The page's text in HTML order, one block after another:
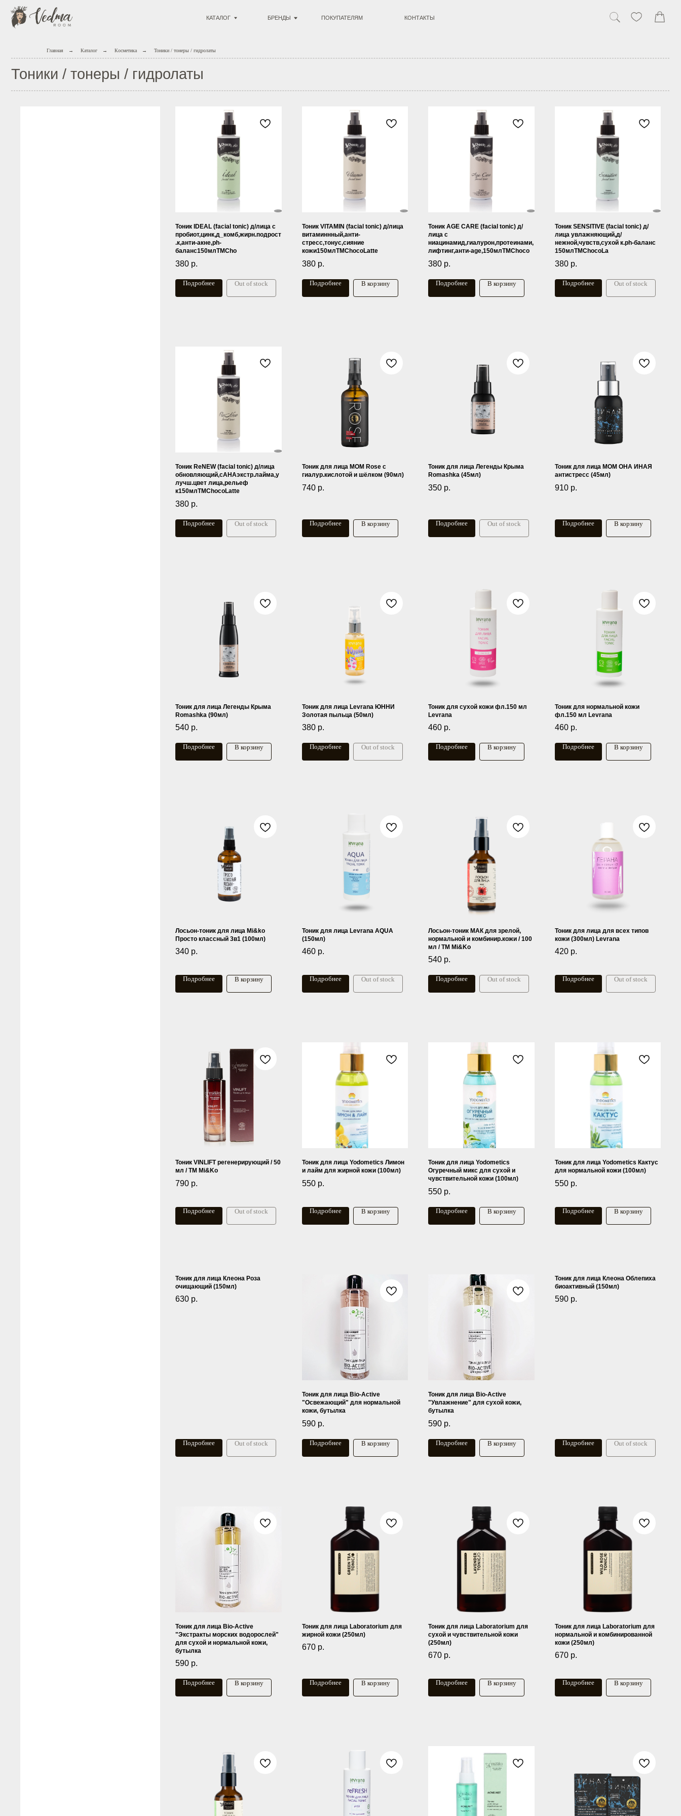
ПОКУПАТЕЛЯМ КОНТАКТЫ
Главная → Каталог → Косметика → Тоники / тонеры / гидролаты
Тоники / тонеры / гидролаты
Тоник IDEAL (facial tonic) д/лица с
пробиот,цинк,д_комб,жирн.подрост
.к,анти-акне,ph-
баланс150млTMCho
380 р.
Подробнее Out of stock
Тоник VITAMIN (facial tonic) д/лица
витаминнный,анти-
стресс,тонус,сияние
кожи150млTMChocoLatte
380 р.
Подробнее В корзину
Тоник AGE CARE (facial tonic) д/
лица с
ниацинамид,гиалурон,протеинами,
лифтинг,анти-age,150млTMChoco
380 р.
Подробнее В корзину
Тоник SENSITIVE (facial tonic) д/
лица увлажняющий,д/
нежной,чувств,сухой к.ph-баланс
150млTMChocoLa
380 р.
Подробнее Out of stock
Тоник ReNEW (facial tonic) д/лица
обновляющий,сAHAэкстр.лайма,у
лучш.цвет лица,рельеф
к150млTMChocoLatte
380 р.
Подробнее Out of stock
Тоник для лица МОМ Rose с
гиалур.кислотой и шёлком (90мл)
740 р.
Подробнее В корзину
Тоник для лица Легенды Крыма
Romashka (45мл)
350 р.
Подробнее Out of stock
Тоник для лица МОМ ОНА ИНАЯ
антистресс (45мл)
910 р.
Подробнее В корзину
Тоник для лица Легенды Крыма
Romashka (90мл)
540 р.
Подробнее В корзину
Тоник для лица Levrana ЮННИ
Золотая пыльца (50мл)
380 р.
Подробнее Out of stock
Тоник для сухой кожи фл.150 мл
Levrana
460 р.
Подробнее В корзину
Тоник для нормальной кожи
фл.150 мл Levrana
460 р.
Подробнее В корзину
Лосьон-тоник для лица Mi&ko
Просто классный 3в1 (100мл)
340 р.
Подробнее В корзину
Тоник для лица Levrana AQUA
(150мл)
460 р.
Подробнее Out of stock
Лосьон-тоник МАК для зрелой,
нормальной и комбинир.кожи / 100
мл / ТМ Mi&Ko
540 р.
Подробнее Out of stock
Тоник для лица для всех типов
кожи (300мл) Levrana
420 р.
Подробнее Out of stock
Тоник VINLIFT регенерирующий / 50
мл / ТМ Mi&Ko
790 р.
Подробнее Out of stock
Тоник для лица Yodometics Лимон
и лайм для жирной кожи (100мл)
550 р.
Подробнее В корзину
Тоник для лица Yodometics
Огуречный микс для сухой и
чувствительной кожи (100мл)
550 р.
Подробнее В корзину
Тоник для лица Yodometics Кактус
для нормальной кожи (100мл)
550 р.
Подробнее В корзину
Тоник для лица Клеона Роза
очищающий (150мл)
630 р.
Подробнее Out of stock
Тоник для лица Bio-Active
"Освежающий" для нормальной
кожи, бутылка
590 р.
Подробнее В корзину
Тоник для лица Bio-Active
"Увлажнение" для сухой кожи,
бутылка
590 р.
Подробнее В корзину
Тоник для лица Клеона Облепиха
биоактивный (150мл)
590 р.
Подробнее Out of stock
Тоник для лица Bio-Active
"Экстракты морских водорослей"
для сухой и нормальной кожи,
бутылка
590 р.
Подробнее В корзину
Тоник для лица Laboratorium для
жирной кожи (250мл)
670 р.
Подробнее В корзину
Тоник для лица Laboratorium для
сухой и чувствительной кожи
(250мл)
670 р.
Подробнее В корзину
Тоник для лица Laboratorium для
нормальной и комбинированной
кожи (250мл)
670 р.
Подробнее В корзину